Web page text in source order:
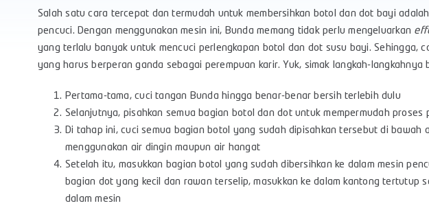
Salah satu cara tercepat dan termudah untuk membersihkan botol dan dot bayi
pencuci. Dengan menggunakan mesin ini, Bunda memang tidak perlu mengeluarkan
yang terlalu banyak untuk mencuci perlengkapan botol dan dot susu bayi. Sehingga,
yang harus berperan ganda sebagai perempuan karir. Yuk, simak langkah-langkahnya
Pertama-tama, cuci tangan Bunda hingga benar-benar bersih terlebih dulu
Selanjutnya, pisahkan semua bagian botol dan dot untuk mempermudah proses
Di tahap ini, cuci semua bagian botol yang sudah dipisahkan tersebut di bawah
menggunakan air dingin maupun air hangat
Setelah itu, masukkan bagian botol yang sudah dibersihkan ke dalam mesin
bagian dot yang kecil dan rawan terselip, masukkan ke dalam kantong tertutup
dalam mesin